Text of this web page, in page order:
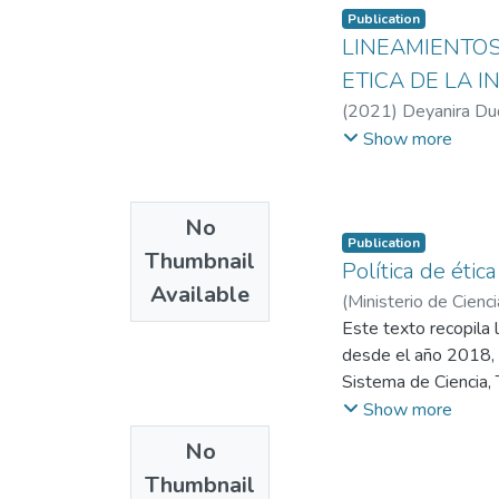
No
Thumbnail
Available
Publication
ETICA DE LA
(2021) Deyanira
Minciencias
Show more
No
Thumbnail
Publication
Política de
(Ministerio de
Fino Sandoval,
Alejandro;García
Villada Aristizábal,
Forero Reyes,
Este texto recopila
desde el año 2018,
Sistema de
estos análisis, y (b)
Show more